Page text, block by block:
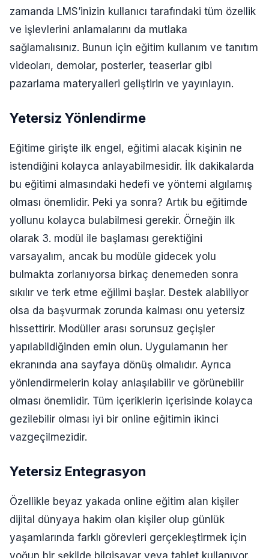
zamanda LMS’inizin kullanıcı tarafındaki tüm özellik
ve işlevlerini anlamalarını da mutlaka
sağlamalısınız. Bunun için eğitim kullanım ve tanıtım
videoları, demolar, posterler, teaserlar gibi
pazarlama materyalleri geliştirin ve yayınlayın.
Yetersiz Yönlendirme
Eğitime girişte ilk engel, eğitimi alacak kişinin ne
istendiğini kolayca anlayabilmesidir. İlk dakikalarda
bu eğitimi almasındaki hedefi ve yöntemi algılamış
olması önemlidir. Peki ya sonra? Artık bu eğitimde
yollunu kolayca bulabilmesi gerekir. Örneğin ilk
olarak 3. modül ile başlaması gerektiğini
varsayalım, ancak bu modüle gidecek yolu
bulmakta zorlanıyorsa birkaç denemeden sonra
sıkılır ve terk etme eğilimi başlar. Destek alabiliyor
olsa da başvurmak zorunda kalması onu yetersiz
hissettirir. Modüller arası sorunsuz geçişler
yapılabildiğinden emin olun. Uygulamanın her
ekranında ana sayfaya dönüş olmalıdır. Ayrıca
yönlendirmelerin kolay anlaşılabilir ve görünebilir
olması önemlidir. Tüm içeriklerin içerisinde kolayca
gezilebilir olması iyi bir online eğitimin ikinci
vazgeçilmezidir.
Yetersiz Entegrasyon
Özellikle beyaz yakada online eğitim alan kişiler
dijital dünyaya hakim olan kişiler olup günlük
yaşamlarında farklı görevleri gerçekleştirmek için
yoğun bir şekilde bilgisayar veya tablet kullanıyor.